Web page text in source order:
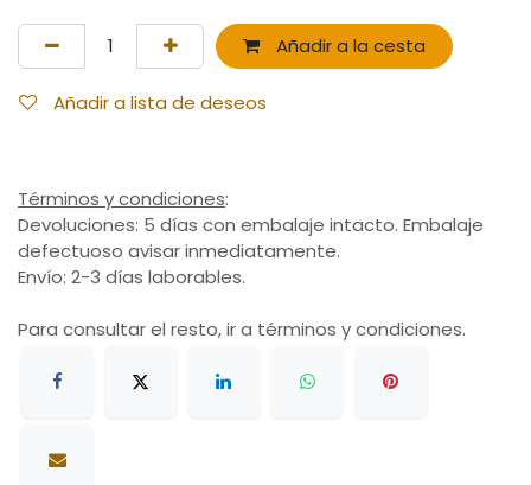
Añadir a la cesta
Añadir a lista de deseos
Términos y condiciones:
Devoluciones: 5 días con embalaje intacto. Embalaje
defectuoso avisar inmediatamente.
Envío: 2-3 días laborables.
Para consultar el resto, ir a términos y condiciones.